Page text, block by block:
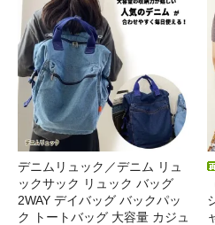
デニムリュック／デニム リュ
ックサック リュック バッグ
2WAY デイバッグ バックパッ
ク トートバッグ 大容量 カジュ